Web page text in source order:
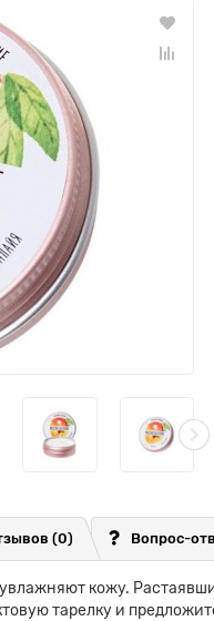
(0) Вопрос-
кожу.
тарелку и